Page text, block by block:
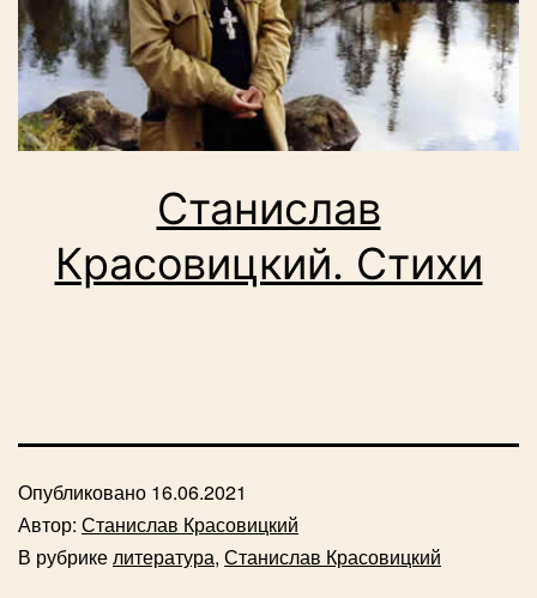
Станислав
Красовицкий. Стихи
Опубликовано 16.06.2021
Автор: Станислав Красовицкий
В рубрикелитература, Станислав Красовицкий